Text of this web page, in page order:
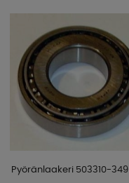
Pyöränlaakeri 503310-349